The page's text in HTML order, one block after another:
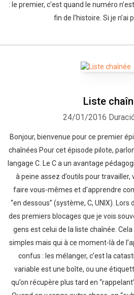
: le premier, c’est quand le numéro
fin de l’histoire. Si je n’ai
Liste
24/01/2016
Bonjour, bienvenue pour ce premier
chaînées Pour cet épisode pilote,
langage C. Le C a un avantage
à peine assez d’outils pour
faire vous-mêmes et d’apprendre
“en dessous” (système, C, UNIX). Lors
des premiers blocages que je vois
gens est celui de la liste chaînée.
simples mais qui à ce moment-là de
confus : les mélanger, c’est la
variable est une boîte, ou une
qu’on récupère plus tard en